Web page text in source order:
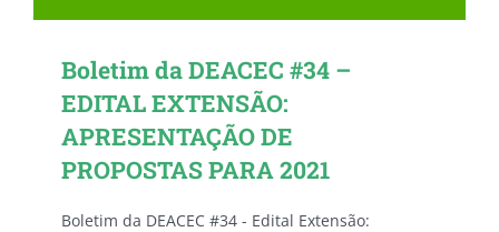
Boletim da DEACEC #34 –
EDITAL EXTENSÃO:
APRESENTAÇÃO DE
PROPOSTAS PARA 2021
Boletim da DEACEC #34 - Edital Extensão: